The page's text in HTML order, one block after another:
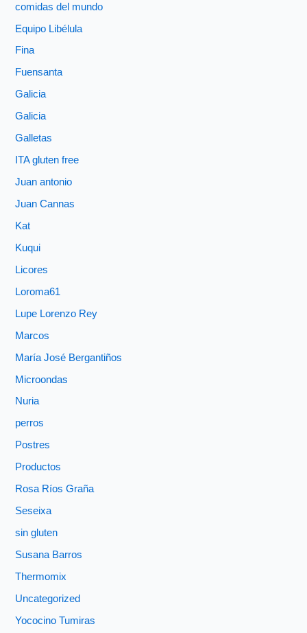
comidas del mundo
Equipo Libélula
Fina
Fuensanta
Galicia
Galicia
Galletas
ITA gluten free
Juan antonio
Juan Cannas
Kat
Kuqui
Licores
Loroma61
Lupe Lorenzo Rey
Marcos
María José Bergantiños
Microondas
Nuria
perros
Postres
Productos
Rosa Ríos Graña
Seseixa
sin gluten
Susana Barros
Thermomix
Uncategorized
Yococino Tumiras